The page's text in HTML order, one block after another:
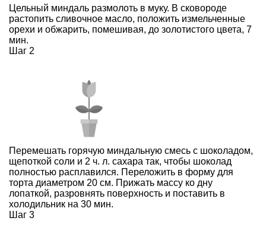
Цельный миндаль размолоть в муку. В сковороде
растопить сливочное масло, положить измельченные
орехи и обжарить, помешивая, до золотистого цвета, 7
мин.
Шаг 2
Перемешать горячую миндальную смесь с шоколадом,
щепоткой соли и 2 ч. л. сахара так, чтобы шоколад
полностью расплавился. Переложить в форму для
торта диаметром 20 см. Прижать массу ко дну
лопаткой, разровнять поверхность и поставить в
холодильник на 30 мин.
Шаг 3